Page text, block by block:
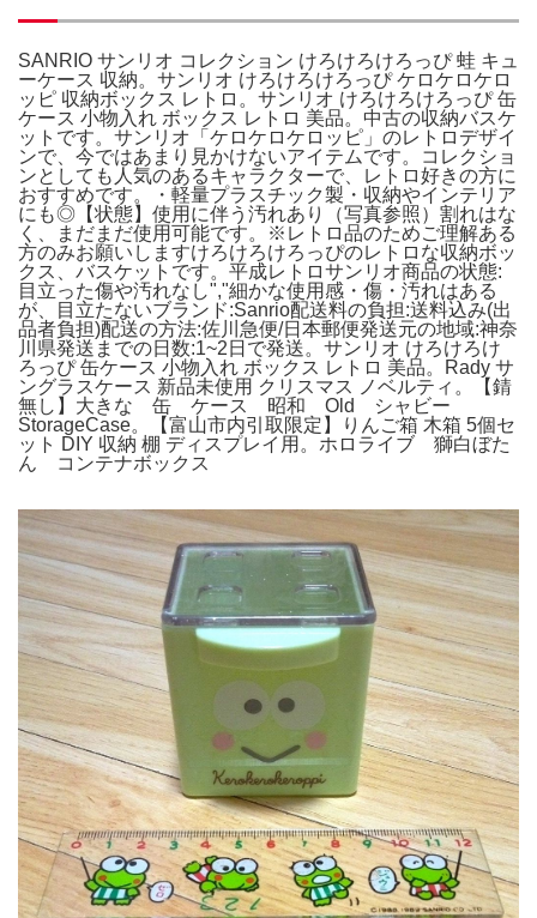
SANRIO サンリオ コレクション けろけろけろっぴ 蛙 キュ
ーケース 収納。サンリオ けろけろけろっぴ ケロケロケロ
ッピ 収納ボックス レトロ。サンリオ けろけろけろっぴ 缶
ケース 小物入れ ボックス レトロ 美品。中古の収納バスケ
ットです。サンリオ「ケロケロケロッピ」のレトロデザイ
ンで、今ではあまり見かけないアイテムです。コレクショ
ンとしても人気のあるキャラクターで、レトロ好きの方に
おすすめです。・軽量プラスチック製・収納やインテリア
にも◎【状態】使用に伴う汚れあり（写真参照）割れはな
く、まだまだ使用可能です。※レトロ品のためご理解ある
方のみお願いしますけろけろけろっぴのレトロな収納ボッ
クス、バスケットです。平成レトロサンリオ商品の状態:
目立った傷や汚れなし","細かな使用感・傷・汚れはある
が、目立たないブランド:Sanrio配送料の負担:送料込み(出
品者負担)配送の方法:佐川急便/日本郵便発送元の地域:神奈
川県発送までの日数:1~2日で発送。サンリオ けろけろけ
ろっぴ 缶ケース 小物入れ ボックス レトロ 美品。Rady サ
ングラスケース 新品未使用 クリスマス ノベルティ。【錆
無し】大きな 缶 ケース 昭和 Old シャビー
StorageCase。【富山市内引取限定】りんご箱 木箱 5個セ
ット DIY 収納 棚 ディスプレイ用。ホロライブ 獅白ぼた
ん コンテナボックス